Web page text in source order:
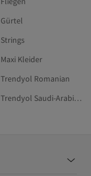
Gürtel
Strings
Maxi Kleider
Trendyol Romanian
Trendyol Saudi-Arabien